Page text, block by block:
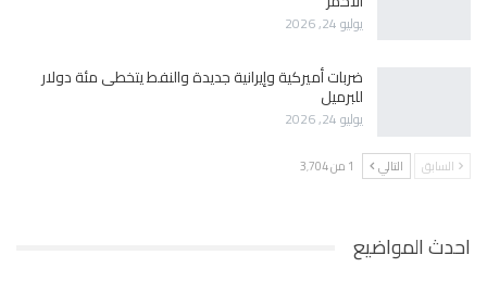
يوليو 24, 2026
ضربات أميركية وإيرانية جديدة والنفط يتخطى مئة دولار
للبرميل
يوليو 24, 2026
السابق التالي 1 من 3٬704
احدث المواضيع